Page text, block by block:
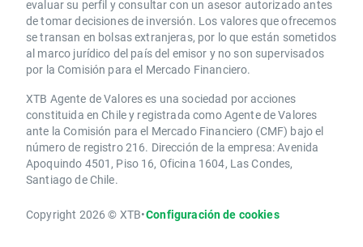
evaluar su perfil y consultar con un asesor autorizado antes
de tomar decisiones de inversión. Los valores que ofrecemos
se transan en bolsas extranjeras, por lo que están sometidos
al marco jurídico del país del emisor y no son supervisados
por la Comisión para el Mercado Financiero.
XTB Agente de Valores es una sociedad por acciones
constituida en Chile y registrada como Agente de Valores
ante la Comisión para el Mercado Financiero (CMF) bajo el
número de registro 216. Dirección de la empresa: Avenida
Apoquindo 4501, Piso 16, Oficina 1604, Las Condes,
Santiago de Chile.
Copyright 2026 © XTB•Configuración de cookies